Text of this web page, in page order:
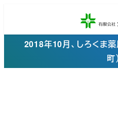
ン
2018年10月、しろくま
町）